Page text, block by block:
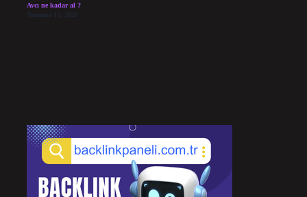
Avcı ne kadar al ?
Temmuz 15, 2026